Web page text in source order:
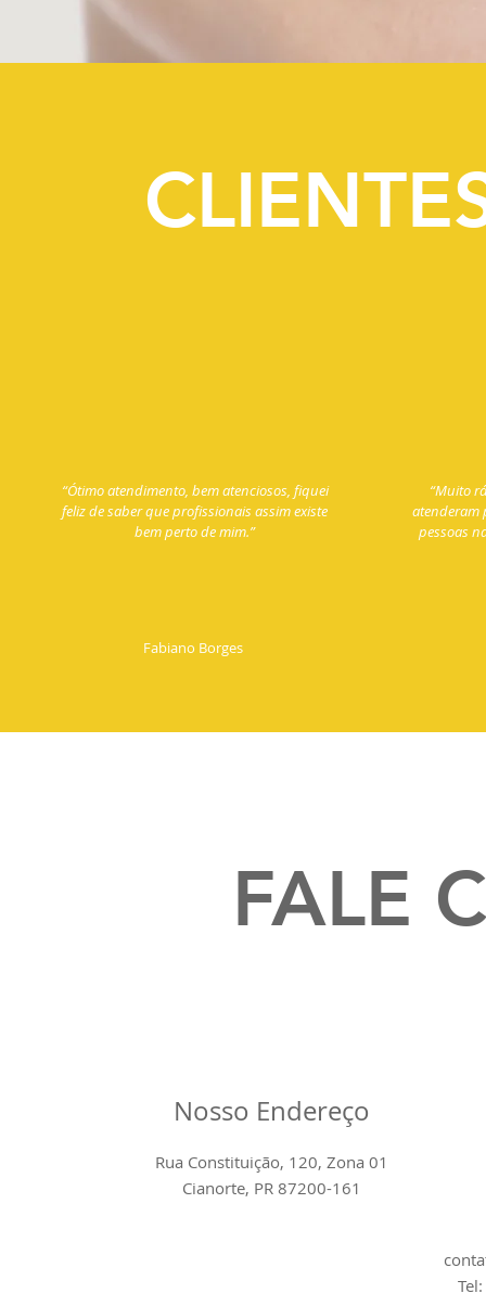
“Ótimo atendimento, bem atenciosos, fiquei
feliz de saber que profissionais assim existe
bem perto de mim.”
Fabiano Borges
“Muito
atenderam
pessoas
FALE
Nosso Endereço
Rua Constituição, 120, Zona 01
Cianorte, PR 87200-161